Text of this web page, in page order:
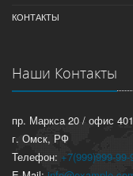
КОНТАКТЫ
Наши Контакты
пр. Маркса 20 / офис 401
г. Омск, РФ
Телефон: +7(999)999-99-